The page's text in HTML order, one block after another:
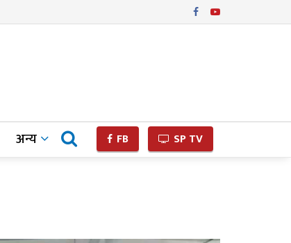
अन्य FB SP TV